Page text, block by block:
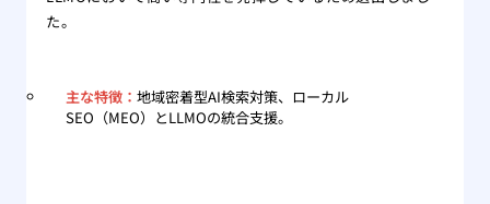
た。
主な特徴： 地域密着型AI検索対策、ローカル
SEO（MEO）とLLMOの統合支援。